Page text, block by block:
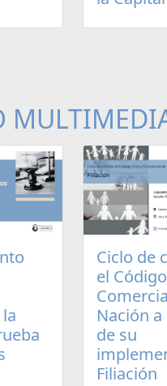
Ciclo de
el
Nación a
de su
Filiación